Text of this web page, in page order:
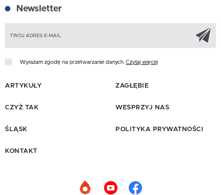
Newsletter
Wyrażam zgodę na przetwarzanie danych. Czytaj więcej
ARTYKUŁY
CZYŻ TAK
ŚLĄSK
ZAGŁĘBIE
WESPRZYJ NAS
POLITYKA PRYWATNOŚCI
KONTAKT